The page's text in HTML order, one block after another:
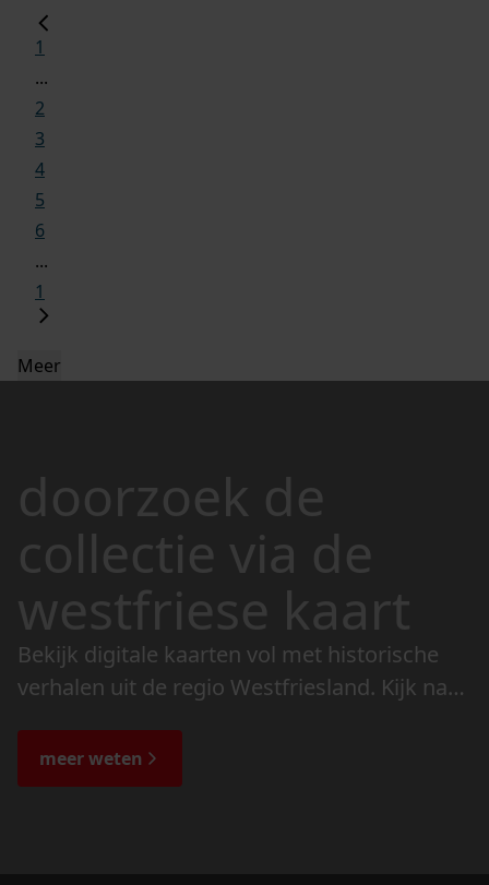
1
...
2
3
4
5
6
...
1
Meer
doorzoek de
collectie via de
westfriese kaart
Bekijk digitale kaarten vol met historische
verhalen uit de regio Westfriesland. Kijk naar
de bijzondere verhalen.
meer weten